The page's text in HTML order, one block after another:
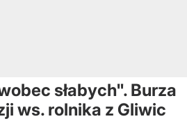
słabych". Burza
ws. rolnika z Gliwic